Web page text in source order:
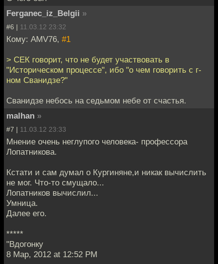
Ferganec_iz_Belgii »
#6 | 11.03.12 23:32
Кому: AMV76, #1
> СЕК говорит, что не будет участвовать в
"Историческом процессе", ибо "о чем говорить с г-
ном Сванидзе?"
Сванидзе небось на седьмом небе от счастья.
malhan »
#7 | 11.03.12 23:33
Мнение очень неглупого человека- профессора
Лопатникова.
Кстати и сам думал о Кургиняне,и никак вычислить
не мог. Что-то смущало...
Лопатников вычислил...
Умница.
Далее его.
*****
"Вдогонку
8 Мар, 2012 at 12:52 PM